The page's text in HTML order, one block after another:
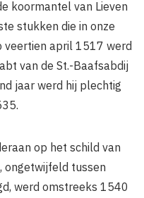
koormantel van Lieven
stukken die in onze
veertien april 1517 werd
van de St.-Baafsabdij
jaar werd hij plechtig
op het schild van
ongetwijfeld tussen
werd omstreeks 1540